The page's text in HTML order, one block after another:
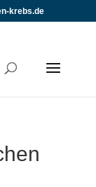
krebs.de